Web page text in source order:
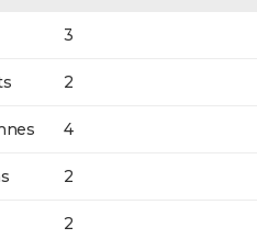
3
2
4
2
2